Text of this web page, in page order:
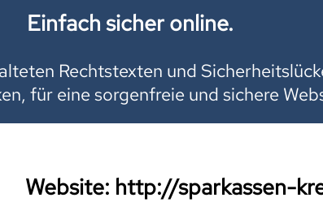
Einfach sicher online.
Rechtstexten und
für eine sorgenfreie und sichere
Website: http://sparkassen-